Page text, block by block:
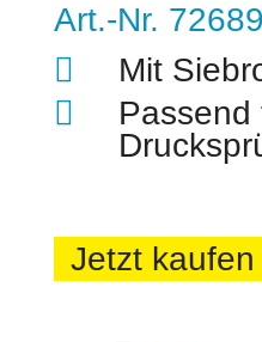
Art.-Nr.
Mit
Passend
Jetzt